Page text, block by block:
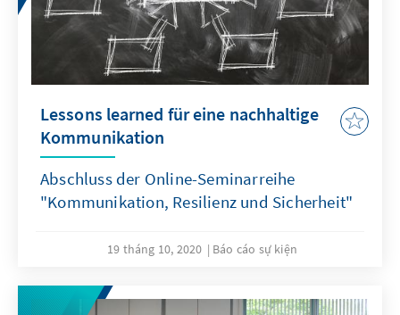
Lessons learned für eine nachhaltige
Kommunikation
Abschluss der Online-Seminarreihe
"Kommunikation, Resilienz und Sicherheit"
19 tháng 10, 2020 Báo cáo sự kiện